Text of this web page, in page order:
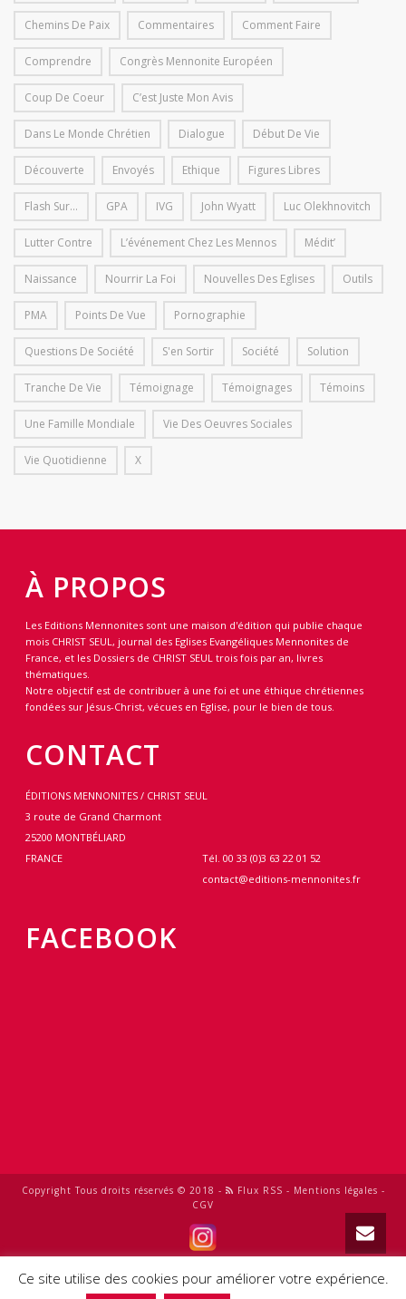
Chemins De Paix Commentaires Comment Faire
Comprendre Congrès Mennonite Européen
Coup De Coeur C’est Juste Mon Avis
Dans Le Monde Chrétien Dialogue Début De Vie
Découverte Envoyés Ethique Figures Libres
Flash Sur... GPA IVG John Wyatt Luc Olekhnovitch
Lutter Contre L’événement Chez Les Mennos Médit’
Naissance Nourrir La Foi Nouvelles Des Eglises Outils
PMA Points De Vue Pornographie
Questions De Société S'en Sortir Société Solution
Tranche De Vie Témoignage Témoignages Témoins
Une Famille Mondiale Vie Des Oeuvres Sociales
Vie Quotidienne X
À PROPOS
Les Editions Mennonites sont une maison d'édition qui publie chaque
mois CHRIST SEUL, journal des Eglises Evangéliques Mennonites de
France, et les Dossiers de CHRIST SEUL trois fois par an, livres
thématiques.
Notre objectif est de contribuer à une foi et une éthique chrétiennes
fondées sur Jésus-Christ, vécues en Eglise, pour le bien de tous.
CONTACT
ÉDITIONS MENNONITES / CHRIST SEUL
3 route de Grand Charmont
25200 MONTBÉLIARD
FRANCE
Tél. 00 33 (0)3 63 22 01 52
contact@editions-mennonites.fr
FACEBOOK
Copyright Tous droits réservés © 2018 - Flux RSS - Mentions légales -
CGV
0
Ce site utilise des cookies pour améliorer votre expérience.